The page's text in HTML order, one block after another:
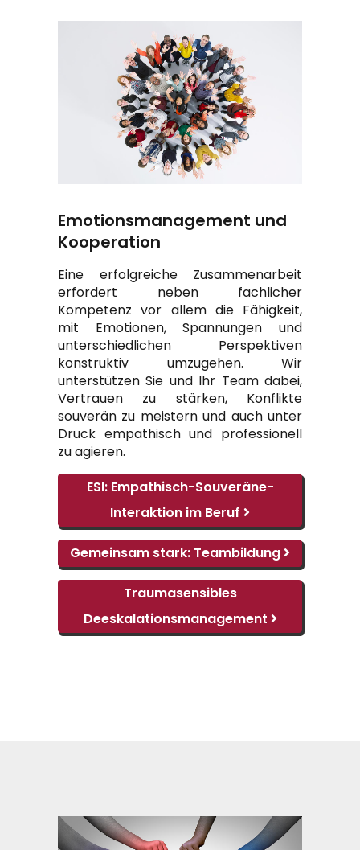
Körperpositionen und
Berührungen
Gerüche, Geräusche,
medizinische Geräte
Worte und Formulierungen
Raumgestaltung
Lichtverhältnisse
Hypervigilanz
Dissoziation
Übererregung und Reizbarkeit
starker Emotionalität
Emotionsmanagement und
Kooperation
Eine erfolgreiche Zusammenarbeit
erfordert neben fachlicher
Kompetenz vor allem die Fähigkeit,
mit Emotionen, Spannungen und
unterschiedlichen Perspektiven
konstruktiv umzugehen. Wir
unterstützen Sie und Ihr Team dabei,
Vertrauen zu stärken, Konflikte
souverän zu meistern und auch unter
Druck empathisch und professionell
zu agieren.
ESI: Empathisch-Souveräne-
Interaktion im Beruf
Gemeinsam stark: Teambildung
Traumasensibles
Deeskalationsmanagement